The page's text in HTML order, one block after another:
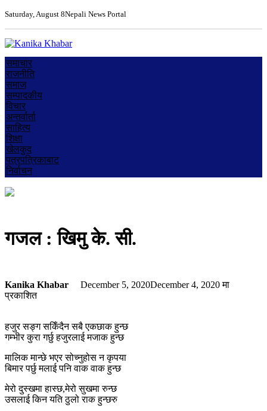
Saturday, August 8Nepali News Portal
समाचार
राजनीति
समाज
सम्पादकीय
विचार
अन्तर्वार्ता
साहित्य
शिक्षा
खेलकुद
पत्रपत्रिकाबाट
निर्वाचन
गजल : खिमु के. सी.
Kanika Khabar December 5, 2020December 4, 2020मा
प्रकाशित
हजुर सङ्ग सकिँदैन सबै एकछाक हुन्छ
गम्भीर कुरा गर्छु हजुरलाई मजाक हुन्छ
मालिक मान्छे भएर सोच्नुहोस न कृपया
बिमार पर्छु मलाई पनि वाक वाक हुन्छ
मेरो दुस्खमा हास्छ,मेरो सुखमा रुन्छ
उसलाई किन यति ठुलो राक हुन्छरु